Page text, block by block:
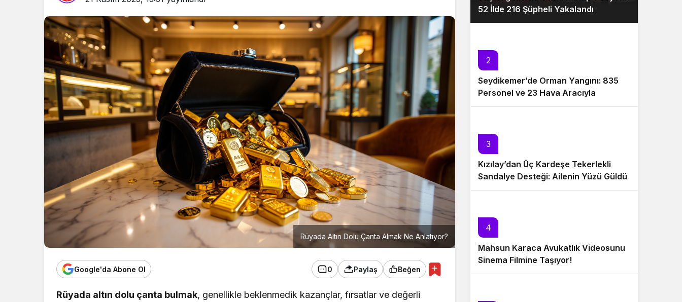
Gece Modu
Rüyada Altın Dolu Çanta Almak Ne Anlatıyor?
Google'da Abone Ol 0 Paylaş Beğen
Rüyada altın dolu çanta bulmak, genellikle beklenmedik kazançlar, fırsatlar ve değerli
52 İlde 216 Şüpheli Yakalandı
2
Seydikemer’de Orman Yangını: 835
Personel ve 23 Hava Aracıyla
Müdahale Sürüyor
3
Kızılay’dan Üç Kardeşe Tekerlekli
Sandalye Desteği: Ailenin Yüzü Güldü
4
Mahsun Karaca Avukatlık Videosunu
Sinema Filmine Taşıyor!